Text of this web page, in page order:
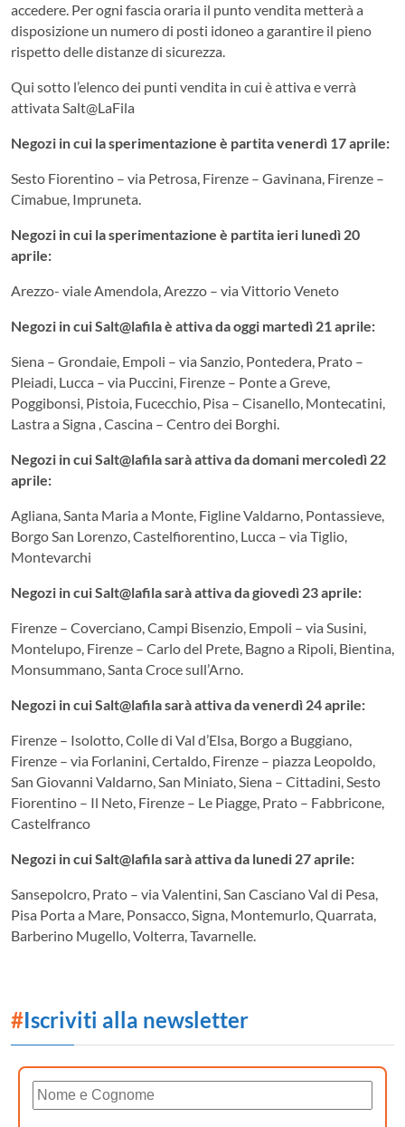
accedere. Per ogni fascia oraria il punto vendita metterà a
disposizione un numero di posti idoneo a garantire il pieno
rispetto delle distanze di sicurezza.
Qui sotto l’elenco dei punti vendita in cui è attiva e verrà
attivata Salt@LaFila
Negozi in cui la sperimentazione è partita venerdì 17 aprile:
Sesto Fiorentino – via Petrosa, Firenze – Gavinana, Firenze –
Cimabue, Impruneta.
Negozi in cui la sperimentazione è partita ieri lunedì 20
aprile:
Arezzo- viale Amendola, Arezzo – via Vittorio Veneto
Negozi in cui Salt@lafila è attiva da oggi martedì 21 aprile:
Siena – Grondaie, Empoli – via Sanzio, Pontedera, Prato –
Pleiadi, Lucca – via Puccini, Firenze – Ponte a Greve,
Poggibonsi, Pistoia, Fucecchio, Pisa – Cisanello, Montecatini,
Lastra a Signa , Cascina – Centro dei Borghi.
Negozi in cui Salt@lafila sarà attiva da domani mercoledì 22
aprile:
Agliana, Santa Maria a Monte, Figline Valdarno, Pontassieve,
Borgo San Lorenzo, Castelfiorentino, Lucca – via Tiglio,
Montevarchi
Negozi in cui Salt@lafila sarà attiva da giovedì 23 aprile:
Firenze – Coverciano, Campi Bisenzio, Empoli – via Susini,
Montelupo, Firenze – Carlo del Prete, Bagno a Ripoli, Bientina,
Monsummano, Santa Croce sull’Arno.
Negozi in cui Salt@lafila sarà attiva da venerdì 24 aprile:
Firenze – Isolotto, Colle di Val d’Elsa, Borgo a Buggiano,
Firenze – via Forlanini, Certaldo, Firenze – piazza Leopoldo,
San Giovanni Valdarno, San Miniato, Siena – Cittadini, Sesto
Fiorentino – Il Neto, Firenze – Le Piagge, Prato – Fabbricone,
Castelfranco
Negozi in cui Salt@lafila sarà attiva da lunedi 27 aprile:
Sansepolcro, Prato – via Valentini, San Casciano Val di Pesa,
Pisa Porta a Mare, Ponsacco, Signa, Montemurlo, Quarrata,
Barberino Mugello, Volterra, Tavarnelle.
#Iscriviti alla newsletter